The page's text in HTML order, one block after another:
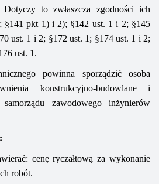
to zwłaszcza zgodności ich
§141 pkt 1) i 2); §142 ust. 1 i 2; §145
ust. 1 i 2; §172 ust. 1; §174 ust. 1 i 2;
ust. 1.
powinna sporządzić osoba
konstrukcyjno-budowlane i
zawodowego inżynierów
cenę ryczałtową za wykonanie
robót.